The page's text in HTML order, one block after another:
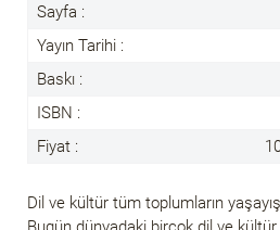
Sayfa :
Yayın Tarihi :
Baskı :
ISBN :
Fiyat :
Dil ve kültür tüm toplumların